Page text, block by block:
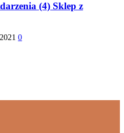
(4) Sklep z
0